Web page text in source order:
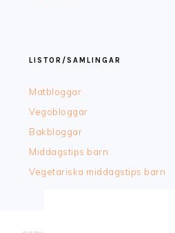
LISTOR/SAMLINGAR
Matbloggar
Vegobloggar
Bakbloggar
Middagstips barn
Vegetariska middagstips barn